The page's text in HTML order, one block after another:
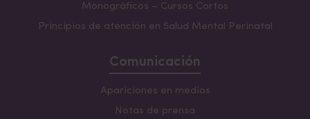
Monográficos – Cursos Cortos
Principios de atención en Salud Mental Perinatal
Comunicación
Apariciones en medios
Notas de prensa